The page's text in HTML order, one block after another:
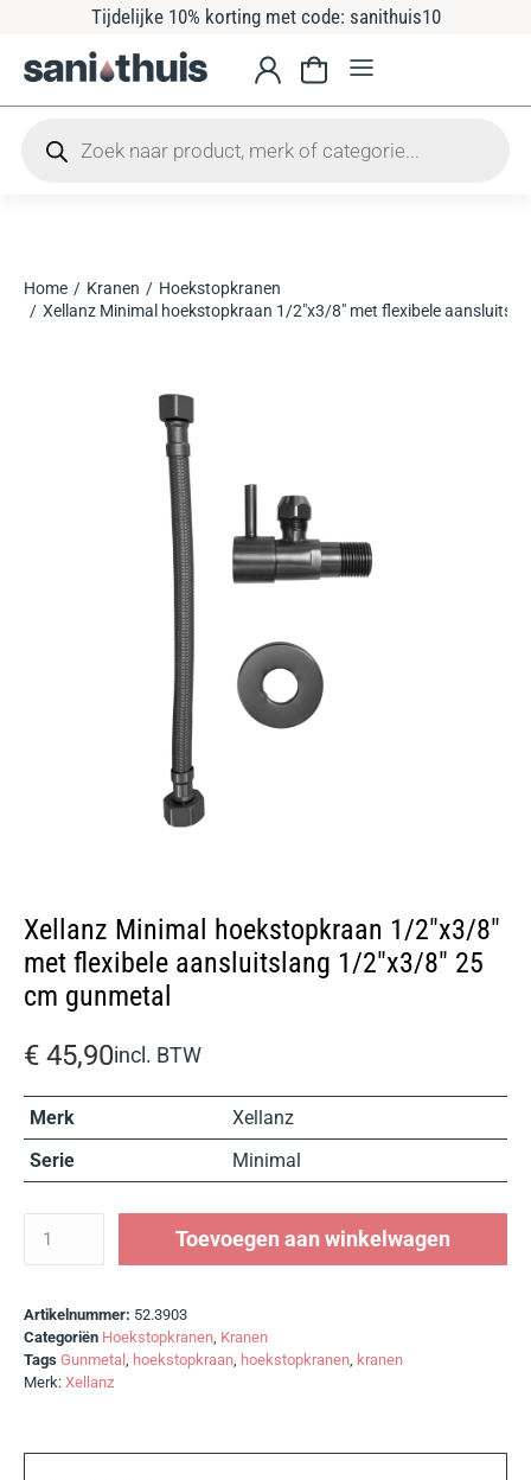
Tijdelijke 10% korting met code: sanithuis10
Je bent hier:
Home Kranen
Hoekstopkranen
Xellanz Minimal hoekstopkraan 1/2″x3/8″ met flexibele
Xellanz Minimal hoekstopkraan 1/2″x3/8″
met flexibele aansluitslang 1/2″x3/8″ 25
cm gunmetal
€ 45,90incl. BTW
Merk
Xellanz
Serie
Minimal
Toevoegen aan winkelwagen
Artikelnummer: 52.3903
Categoriën Hoekstopkranen, Kranen
Tags Gunmetal , hoekstopkraan, hoekstopkranen, kranen
Merk: Xellanz